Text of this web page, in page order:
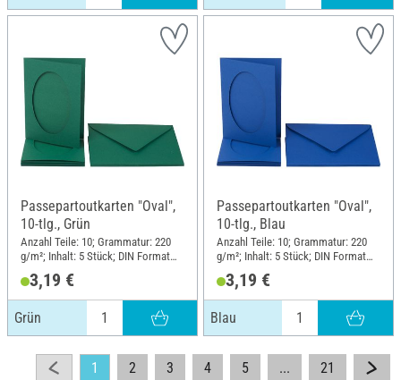
Passepartoutkarten "Oval",
10-tlg., Grün
Anzahl Teile: 10; Grammatur: 220
g/m²; Inhalt: 5 Stück; DIN Format
3,19 €
Grün
Passepartoutkarten "Oval",
10-tlg., Blau
Anzahl Teile: 10; Grammatur: 220
g/m²; Inhalt: 5 Stück; DIN Format
3,19 €
Blau
1 2 3 4 5 ... 21